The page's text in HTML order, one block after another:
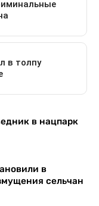
в нацпарк
в
сельчан